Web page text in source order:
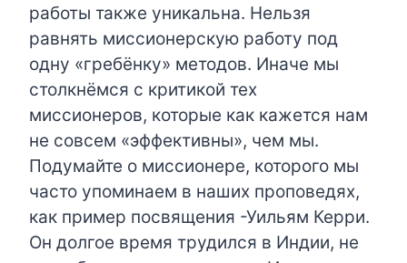
работы также уникальна. Нельзя
равнять миссионерскую работу под
одну «гребёнку» методов. Иначе мы
столкнёмся с критикой тех
миссионеров, которые как кажется нам
не совсем «эффективны», чем мы.
Подумайте о миссионере, которого мы
часто упоминаем в наших проповедях,
как пример посвящения -Уильям Керри.
Он долгое время трудился в Индии, не